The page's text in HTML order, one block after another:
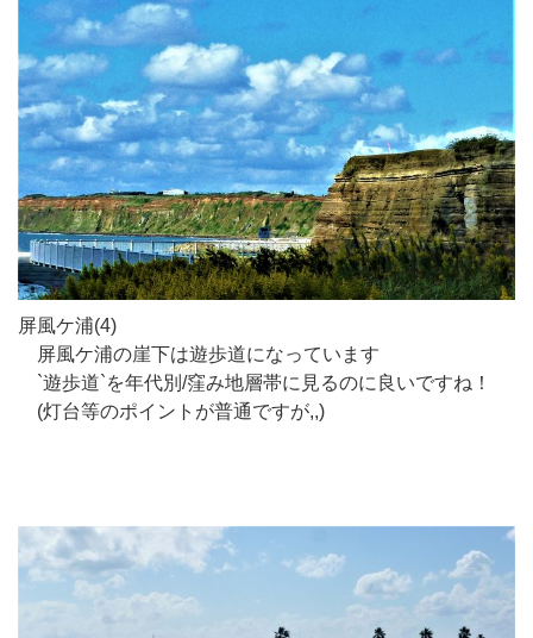
屏風ケ浦(4)
屏風ケ浦の崖下は遊歩道になっています
`遊歩道`を年代別/窪み地層帯に見るのに良いですね！
(灯台等のポイントが普通ですが,,)